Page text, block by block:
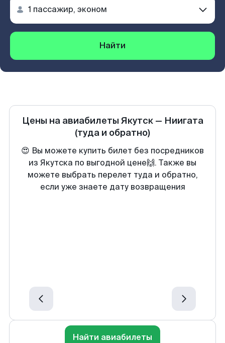
Найти
Цены на авиабилеты Якутск— Ниигата
(туда и обратно)
😍 Вы можете купить билет без посредников
из Якутска по выгодной цене🙌. Также вы
можете выбрать перелет туда и обратно,
если уже знаете дату возвращения
Найти авиабилеты